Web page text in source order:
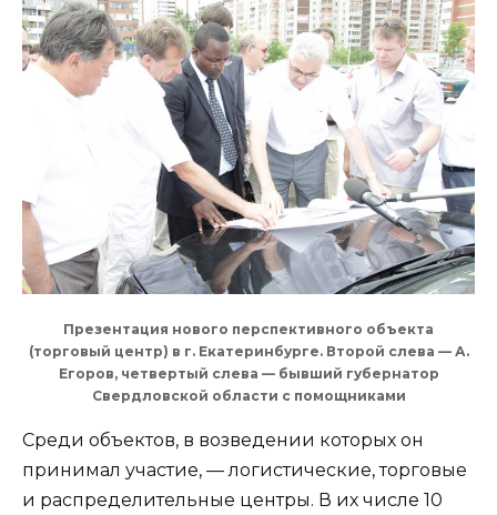
Презентация нового перспективного объекта
(торговый центр) в г. Екатеринбурге. Второй слева — А.
Егоров, четвертый слева — бывший губернатор
Свердловской области с помощниками
Среди объектов, в возведении которых он
принимал участие, — логистические, торговые
и распределительные центры. В их числе 10